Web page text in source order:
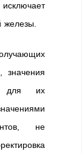
железы.
для их
не